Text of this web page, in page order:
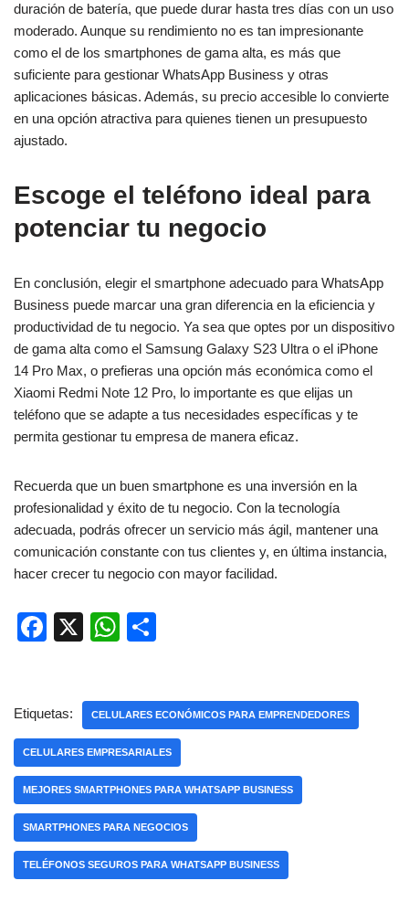
duración de batería, que puede durar hasta tres días con un uso
moderado. Aunque su rendimiento no es tan impresionante
como el de los smartphones de gama alta, es más que
suficiente para gestionar WhatsApp Business y otras
aplicaciones básicas. Además, su precio accesible lo convierte
en una opción atractiva para quienes tienen un presupuesto
ajustado.
Escoge el teléfono ideal para
potenciar tu negocio
En conclusión, elegir el smartphone adecuado para WhatsApp
Business puede marcar una gran diferencia en la eficiencia y
productividad de tu negocio. Ya sea que optes por un dispositivo
de gama alta como el Samsung Galaxy S23 Ultra o el iPhone
14 Pro Max, o prefieras una opción más económica como el
Xiaomi Redmi Note 12 Pro, lo importante es que elijas un
teléfono que se adapte a tus necesidades específicas y te
permita gestionar tu empresa de manera eficaz.
Recuerda que un buen smartphone es una inversión en la
profesionalidad y éxito de tu negocio. Con la tecnología
adecuada, podrás ofrecer un servicio más ágil, mantener una
comunicación constante con tus clientes y, en última instancia,
hacer crecer tu negocio con mayor facilidad.
F
e
b
o
o
k
X
W
s
A
p
p
p
ar
tir
Etiquetas: CELULARES ECONÓMICOS PARA EMPRENDEDORES
CELULARES EMPRESARIALES
MEJORES SMARTPHONES PARA WHATSAPP BUSINESS
SMARTPHONES PARA NEGOCIOS
TELÉFONOS SEGUROS PARA WHATSAPP BUSINESS